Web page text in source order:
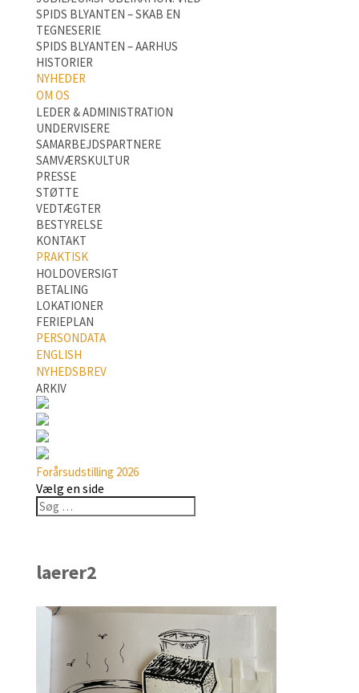
SPIDS BLYANTEN – SKAB EN
TEGNESERIE
SPIDS BLYANTEN – AARHUS
HISTORIER
NYHEDER
OM OS
LEDER & ADMINISTRATION
UNDERVISERE
SAMARBEJDSPARTNERE
SAMVÆRSKULTUR
PRESSE
STØTTE
VEDTÆGTER
BESTYRELSE
KONTAKT
PRAKTISK
HOLDOVERSIGT
BETALING
LOKATIONER
FERIEPLAN
PERSONDATA
ENGLISH
NYHEDSBREV
ARKIV
Forårsudstilling 2026
Vælg en side
laerer2